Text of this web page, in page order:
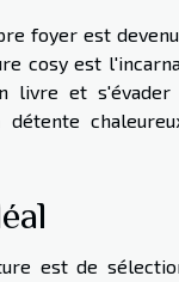
foyer est
cosy est
et s'évader
est de